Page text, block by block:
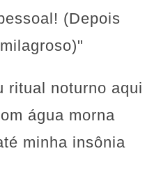
(Depois
ritual noturno aqui
água morna
minha insônia